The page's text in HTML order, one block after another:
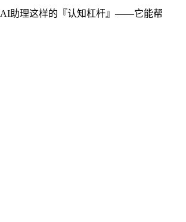
AI助理这样的『认知杠杆』——它能帮